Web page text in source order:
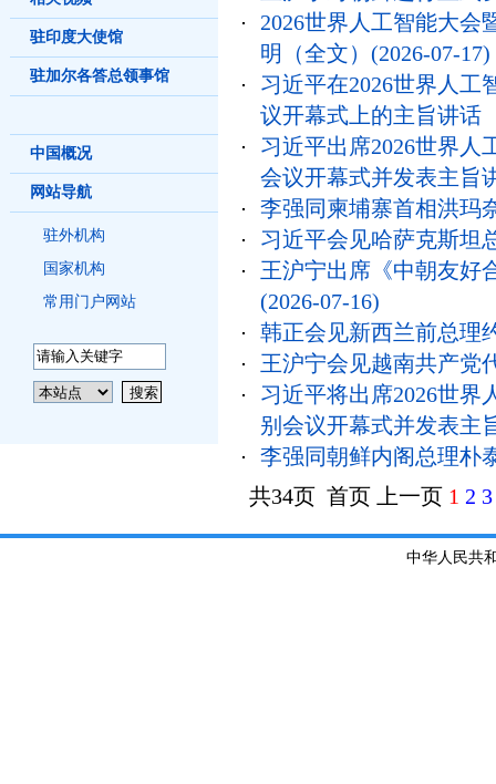
驻印度大使馆
驻加尔各答总领事馆
中国概况
网站导航
驻外机构
国家机构
常用门户网站
2026世界人工智能大会
明（全文） (2026-07-17)
习近平在2026世界人工
议开幕式上的主旨讲话
习近平出席2026世界人
会议开幕式并发表主旨
李强同柬埔寨首相洪玛
习近平会见哈萨克斯坦
王沪宁出席《中朝友好
(2026-07-16)
韩正会见新西兰前总理
王沪宁会见越南共产党
习近平将出席2026世界
别会议开幕式并发表主
李强同朝鲜内阁总理朴
共34页 首页 上一页 1 2 3
中华人民共